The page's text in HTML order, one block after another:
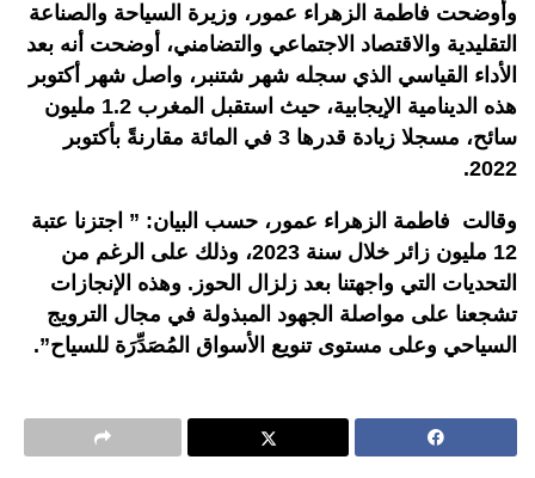
وأوضحت فاطمة الزهراء عمور، وزيرة السياحة والصناعة
التقليدية والاقتصاد الاجتماعي والتضامني، أوضحت أنه بعد
الأداء القياسي الذي سجله شهر شتنبر، واصل شهر أكتوبر
هذه الدينامية الإيجابية، حيث استقبل المغرب 1.2 مليون
سائح، مسجلا زيادة قدرها 3 في المائة مقارنةً بأكتوبر
2022.
وقالت فاطمة الزهراء عمور، حسب البيان: ” اجتزنا عتبة
12 مليون زائر خلال سنة 2023، وذلك على الرغم من
التحديات التي واجهتنا بعد زلزال الحوز. وهذه الإنجازات
تشجعنا على مواصلة الجهود المبذولة في مجال الترويج
السياحي وعلى مستوى تنويع الأسواق المُصَدِّرَة للسياح”.